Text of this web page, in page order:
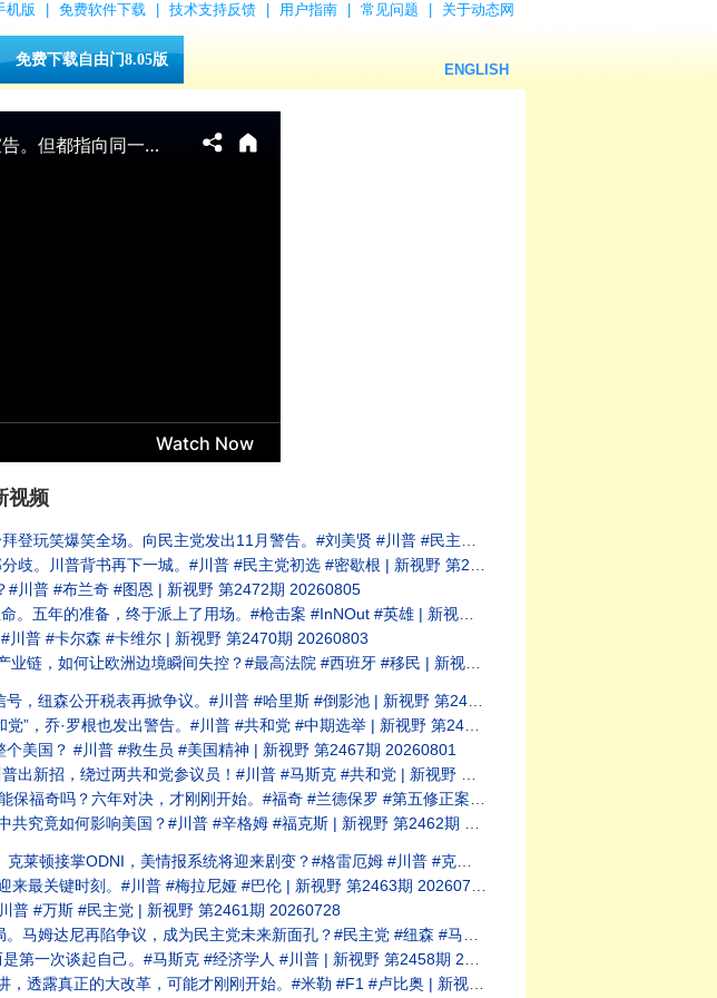
机版 免费软件下载 技术支持反馈 用户指南 常见问题 关于动态网
免费下载自由门8.05版
ENGLISH
视频
民主党发出11月警告。#刘美贤 #川普 #民主党初选｜新视野 第2474期 20260806
背书再下一城。#川普 #民主党初选 #密歇根 | 新视野 第2473期 20260805
#川普 #布兰奇 #图恩 | 新视野 第2472期 20260805
，终于派上了用场。#枪击案 #InNOut #英雄 | 新视野 第2471期 20260804
川普 #卡尔森 #卡维尔 | 新视野 第2470期 20260803
何让欧洲边境瞬间失控？#最高法院 #西班牙 #移民 | 新视野 20260802
开税表再掀争议。#川普 #哈里斯 #倒影池 | 新视野 第2469期 20260802
根也发出警告。#川普 #共和党 #中期选举 | 新视野 第2468期 20260801
美国？ #川普 #救生员 #美国精神 | 新视野 第2467期 20260801
过两共和党参议员！#川普 #马斯克 #共和党 | 新视野 第2466期 20260731
决，才刚刚开始。#福奇 #兰德保罗 #第五修正案 | 新视野 第2465期 20260730
如何影响美国？#川普 #辛格姆 #福克斯 | 新视野 第2462期 20260729
美情报系统将迎来剧变？#格雷厄姆 #川普 #克莱顿 | 新视野 第2464期 20260729
最关键时刻。#川普 #梅拉尼娅 #巴伦 | 新视野 第2463期 20260728
普 #万斯 #民主党 | 新视野 第2461期 20260728
，成为民主党未来新面孔？#民主党 #纽森 #马姆达尼 | 新视野 第2460期 2020726
次谈起自己。#马斯克 #经济学人 #川普 | 新视野 第2458期 20260725
大改革，可能才刚刚开始。#米勒 #F1 #卢比奥 | 新视野 第2453期 20260724